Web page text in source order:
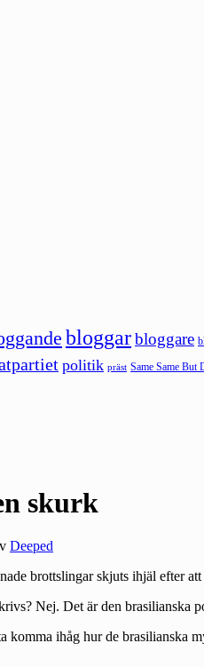
bloggarbloggare
politik präst Same Same But
skurk
Deeped
brottslingar skjuts ihjäl efter att
Nej. Det är den brasilianska
komma ihåg hur de brasilianska